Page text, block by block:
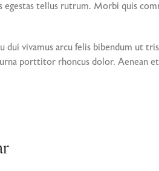
tellus rutrum. Morbi quis
vivamus arcu felis bibendum ut
porttitor rhoncus dolor. Aenean